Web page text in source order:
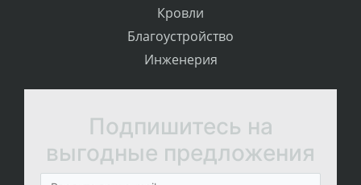
Кровли
Благоустройство
Инженерия
Подпишитесь на
выгодные предложения